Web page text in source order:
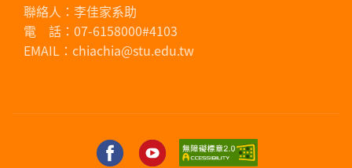
聯絡人：李佳家系助
電 話：07-6158000#4103
EMAIL：chiachia@stu.edu.tw